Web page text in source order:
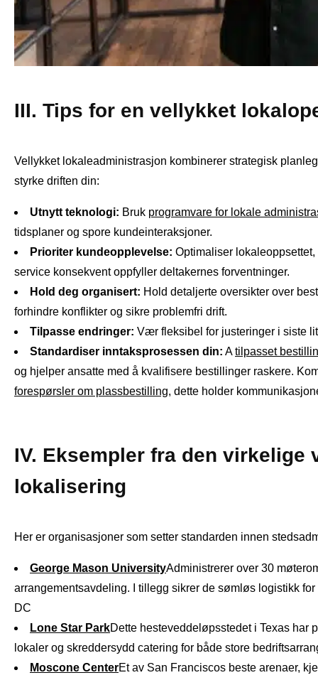
III. Tips for en vellykket
Vellykket lokaleadministrasjon kombinerer strategisk
styrke driften din:
Utnytt teknologi: Bruk programvare for lokale
tidsplaner og spore kundeinteraksjoner.
Prioriter kundeopplevelse: Optimaliser
service konsekvent oppfyller deltakernes forventninger.
Hold deg organisert: Hold detaljerte oversikter over
forhindre konflikter og sikre problemfri drift.
Tilpasse endringer: Vær fleksibel for justeringer i siste
Standardiser inntaksprosessen din: Atilpasset
og hjelper ansatte med å kvalifisere bestillinger raskere.
forespørsler om plassbestilling, dette holder
IV. Eksempler fra den virkelige
lokalisering
Her er organisasjoner som setter standarden innen
George Mason UniversityAdministrerer over 30
arrangementsavdeling. I tillegg sikrer de sømløs logistikk
DC
Lone Star ParkDette hesteveddeløpsstedet i Texas har
lokaler og skreddersydd catering for både store
Moscone CenterEt av San Franciscos beste arenaer,